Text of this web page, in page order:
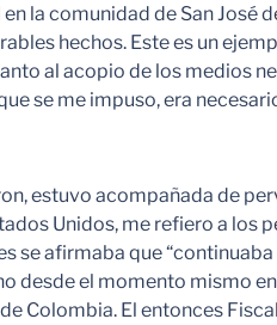
la comunidad de San
hechos. Este es un
al acopio de los medios
se me impuso, era
estuvo acompañada de
Unidos, me refiero a
afirmaba que
desde el momento mismo
El entonces